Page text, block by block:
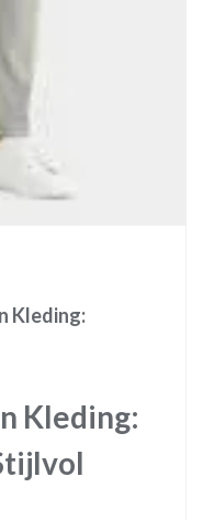
Kleding:
Kleding: